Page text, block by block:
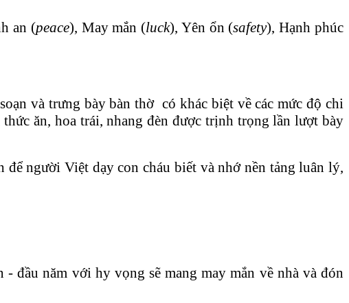
an (peace), May mắn (luck), Yên ổn (safety), Hạnh phúc
và trưng bày bàn thờ có khác biệt về các mức độ chi
ăn, hoa trái, nhang đèn được trịnh trọng lần lượt bày
người Việt dạy con cháu biết và nhớ nền tảng luân lý,
đầu năm với hy vọng sẽ mang may mắn về nhà và đón